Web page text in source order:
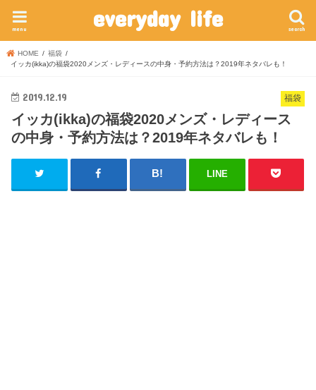
everyday life search
menu
HOME
福袋
イッカ(ikka)の福袋2020メンズ・レディースの中身・予約方法は？2019年ネタバレも！
福袋
2019.12.19
イッカ(ikka)の福袋2020メンズ・レディース
の中身・予約方法は？2019年ネタバレも！
LINE